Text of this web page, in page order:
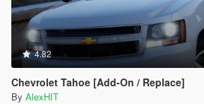
4.82
Chevrolet Tahoe [Add-On / Replace]
By AlexHIT